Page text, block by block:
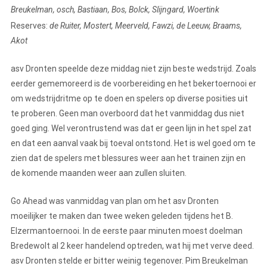
Breukelman, osch, Bastiaan, Bos, Bolck, Slijngard, Woertink
Reserves: de Ruiter, Mostert, Meerveld, Fawzi, de Leeuw, Braams,
Akot
asv Dronten speelde deze middag niet zijn beste wedstrijd. Zoals
eerder gememoreerd is de voorbereiding en het bekertoernooi er
om wedstrijdritme op te doen en spelers op diverse posities uit
te proberen. Geen man overboord dat het vanmiddag dus niet
goed ging. Wel verontrustend was dat er geen lijn in het spel zat
en dat een aanval vaak bij toeval ontstond. Het is wel goed om te
zien dat de spelers met blessures weer aan het trainen zijn en
de komende maanden weer aan zullen sluiten.
Go Ahead was vanmiddag van plan om het asv Dronten
moeilijker te maken dan twee weken geleden tijdens het B.
Elzermantoernooi. In de eerste paar minuten moest doelman
Bredewolt al 2 keer handelend optreden, wat hij met verve deed.
asv Dronten stelde er bitter weinig tegenover. Pim Breukelman